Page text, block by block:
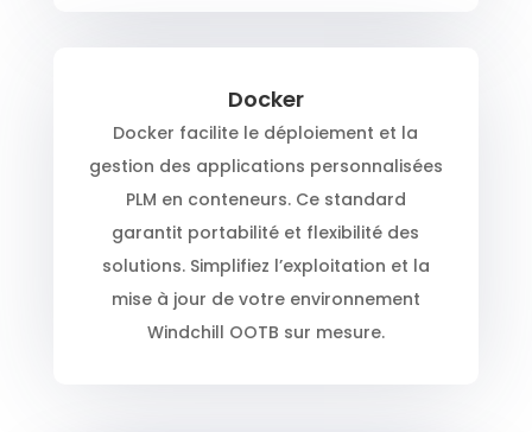
Docker
Docker facilite le déploiement et la
gestion des applications personnalisées
PLM en conteneurs. Ce standard
garantit portabilité et flexibilité des
solutions. Simplifiez l’exploitation et la
mise à jour de votre environnement
Windchill OOTB sur mesure.